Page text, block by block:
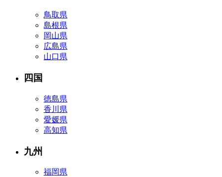
鳥取県
島根県
岡山県
広島県
山口県
四国
徳島県
香川県
愛媛県
高知県
九州
福岡県